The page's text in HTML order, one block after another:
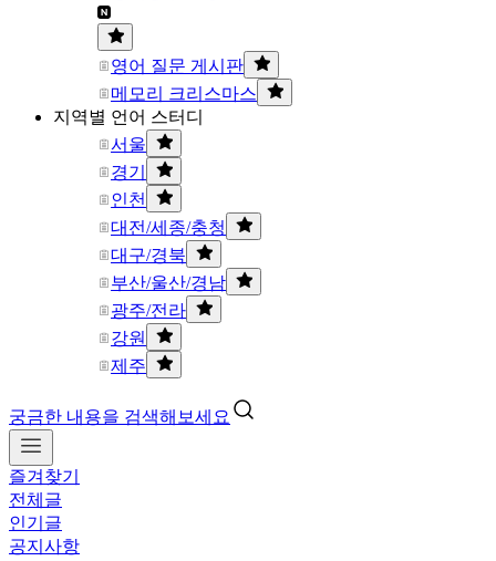
영어 질문 게시판
메모리 크리스마스
지역별 언어 스터디
서울
경기
인천
대전/세종/충청
대구/경북
부산/울산/경남
광주/전라
강원
제주
궁금한 내용을 검색해보세요
즐겨찾기
전체글
인기글
공지사항